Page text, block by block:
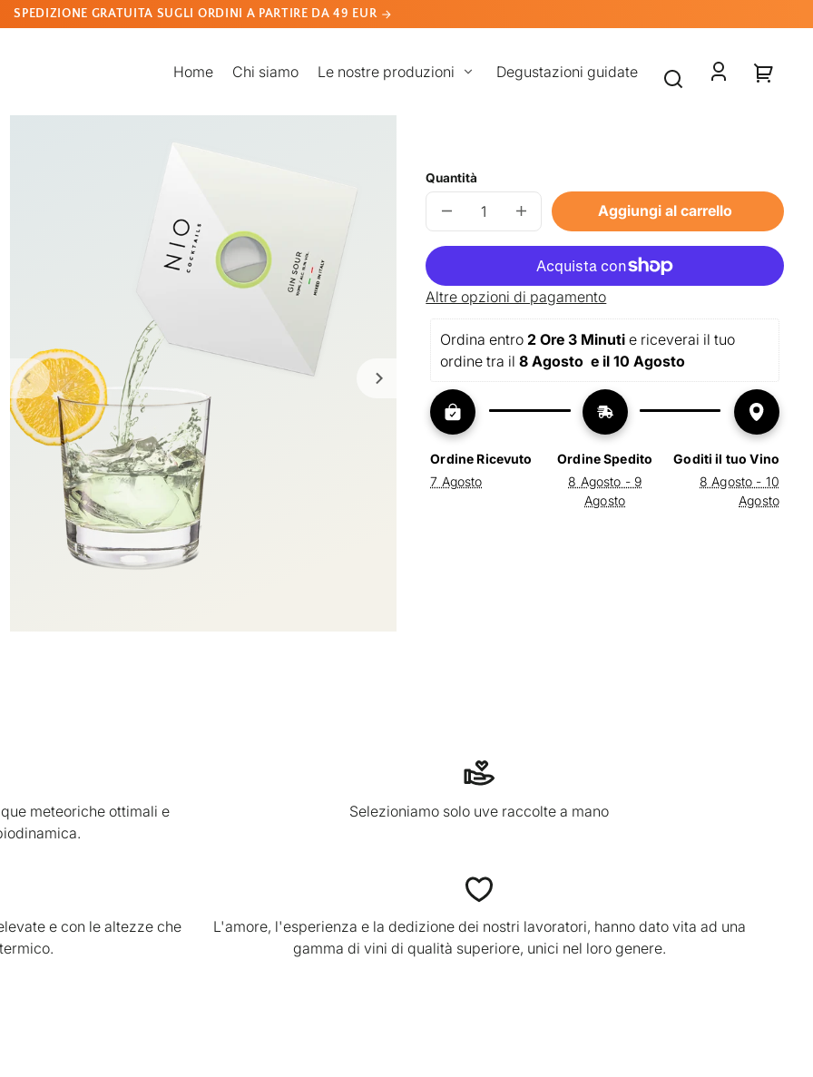
SPEDIZIONE GRATUITA SUGLI ORDINI A PARTIRE DA 49 EUR
Home Chi siamo Le nostre produzioni Degustazioni guidate
Accedi
Quantità
Diminuisci
quantità
per
Aumenta
quantità
per
GIN
Aggiungi al carrello
Altre opzioni di pagamento
Ordina entro 2 Ore 3 Minuti e riceverai il tuo
ordine tra il 8 Agosto  e il 10 Agosto
Ordine Ricevuto
7 Agosto
Ordine Spedito
8 Agosto - 9
Agosto
Goditi il tuo Vino
8 Agosto - 10
Agosto
meteoriche ottimali e
Selezioniamo solo uve raccolte a mano
e con le altezze che
L'amore, l'esperienza e la dedizione dei nostri lavoratori, hanno dato vita ad una
gamma di vini di qualità superiore, unici nel loro genere.